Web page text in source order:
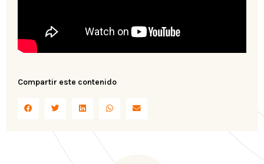
Compartir este contenido